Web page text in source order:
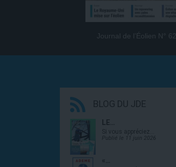
Journal de l’Éolien N° 62
BLOG DU JDE
LE…
Si vous appréciez…
Publié le 11 juin 2026
«…